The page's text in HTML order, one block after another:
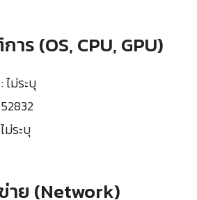
ร (OS, CPU, GPU)
ไม่ระบุ
ม่ระบุ
าย (Network)